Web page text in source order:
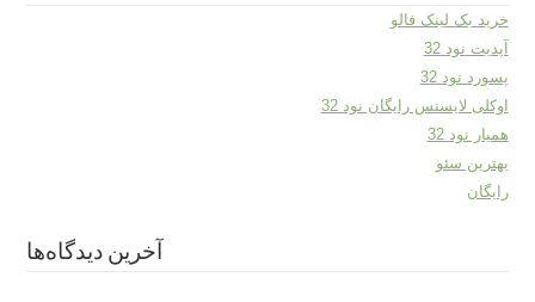
خرید بک لینک فالو
آپدیت نود 32
پسورد نود 32
اوکلی لایسنس رایگان نود 32
همیار نود 32
بهترین سئو
رایگان
آخرین دیدگاه‌ها